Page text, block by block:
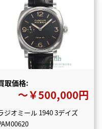
取価格:
〜￥500,000円
ジオミール 1940 3デイズ